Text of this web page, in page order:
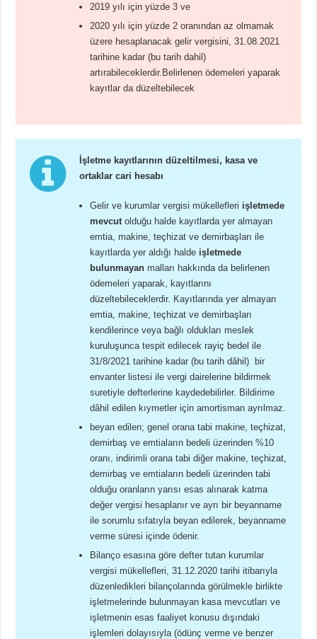
2019 yılı için yüzde 3 ve
2020 yılı için yüzde 2 oranından az olmamak
üzere hesaplanacak gelir vergisini, 31.08.2021
tarihine kadar (bu tarih dahil)
artırabileceklerdir.Belirlenen ödemeleri yaparak
kayıtlar da düzeltebilecek
İşletme kayıtlarının düzeltilmesi, kasa ve
ortaklar cari hesabı
Gelir ve kurumlar vergisi mükellefleri işletmede
mevcut olduğu halde kayıtlarda yer almayan
emtia, makine, teçhizat ve demirbaşları ile
kayıtlarda yer aldığı halde işletmede
bulunmayan malları hakkında da belirlenen
ödemeleri yaparak, kayıtlarını
düzeltebileceklerdir. Kayıtlarında yer almayan
emtia, makine, teçhizat ve demirbaşları
kendilerince veya bağlı oldukları meslek
kuruluşunca tespit edilecek rayiç bedel ile
31/8/2021 tarihine kadar (bu tarih dâhil) bir
envanter listesi ile vergi dairelerine bildirmek
suretiyle defterlerine kaydedebilirler. Bildirime
dâhil edilen kıymetler için amortisman ayrılmaz.
beyan edilen; genel orana tabi makine, teçhizat,
demirbaş ve emtiaların bedeli üzerinden %10
oranı, indirimli orana tabi diğer makine, teçhizat,
demirbaş ve emtiaların bedeli üzerinden tabi
olduğu oranların yarısı esas alınarak katma
değer vergisi hesaplanır ve ayrı bir beyanname
ile sorumlu sıfatıyla beyan edilerek, beyanname
verme süresi içinde ödenir.
Bilanço esasına göre defter tutan kurumlar
vergisi mükellefleri, 31.12.2020 tarihi itibarıyla
düzenledikleri bilançolarında görülmekle birlikte
işletmelerinde bulunmayan kasa mevcutları ve
işletmenin esas faaliyet konusu dışındaki
işlemleri dolayısıyla (ödünç verme ve benzer